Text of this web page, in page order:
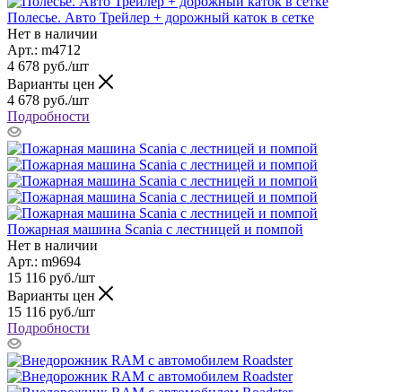
Полесье. Авто Трейлер + дорожный каток в сетке
Нет в наличии
Арт.: m4712
4 678 руб./шт
Варианты цен
4 678 руб./шт
Подробности
Пожарная машина Scania с лестницей и помпой
Нет в наличии
Арт.: m9694
15 116 руб./шт
Варианты цен
15 116 руб./шт
Подробности